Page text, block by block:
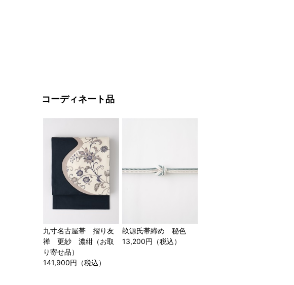
コーディネート品
九寸名古屋帯 摺り友
禅 更紗 濃紺（お取
り寄せ品）
141,900円（税込）
畝源氏帯締め 秘色
13,200円（税込）